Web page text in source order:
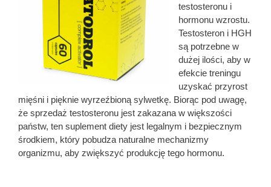
testosteronu i
hormonu wzrostu.
Testosteron i HGH
są potrzebne w
dużej ilości, aby w
efekcie treningu
uzyskać przyrost
mięśni i pięknie wyrzeźbioną sylwetkę. Biorąc pod uwagę,
że sprzedaż testosteronu jest zakazana w większości
państw, ten suplement diety jest legalnym i bezpiecznym
środkiem, który pobudza naturalne mechanizmy
organizmu, aby zwiększyć produkcję tego hormonu.